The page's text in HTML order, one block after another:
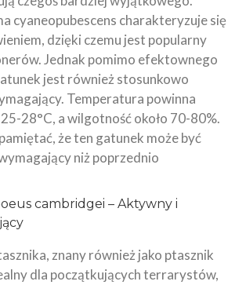
cyaneopubescens charakteryzuje się
dzięki czemu jest popularny
Jednak pomimo efektownego
jest również stosunkowo
Temperatura powinna
28°C, a wilgotność około 70-80%.
że ten gatunek może być
niż poprzednio
cambridgei – Aktywny i
znany również jako ptasznik
dla początkujących terrarystów,